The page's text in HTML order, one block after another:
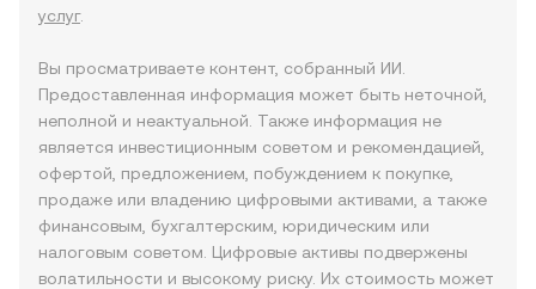
услуг.
Вы просматриваете контент, собранный ИИ.
Предоставленная информация может быть неточной,
неполной и неактуальной. Также информация не
является инвестиционным советом и рекомендацией,
офертой, предложением, побуждением к покупке,
продаже или владению цифровыми активами, а также
финансовым, бухгалтерским, юридическим или
налоговым советом. Цифровые активы подвержены
волатильности и высокому риску. Их стоимость может